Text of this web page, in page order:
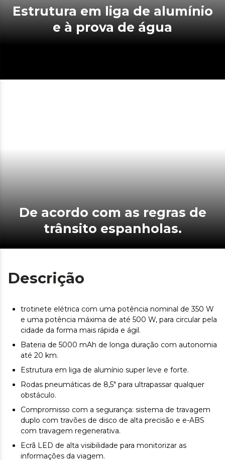
Estrutura em liga de alumínio
e à prova de água
De acordo com as regras de
trânsito espanholas.
Descrição
trotinete elétrica com uma potência nominal de 350 W
e uma potência máxima de até 500 W, para circular pela
cidade da forma mais rápida e ágil.
Bateria de 5000 mAh de longa duração com autonomia
até 20 km.
Estrutura em liga de alumínio super leve e forte.
Rodas pneumáticas de 8,5" para ultrapassar qualquer
obstáculo.
Compromisso com a segurança: sistema de travagem
duplo com travões de disco de alta precisão e e-ABS
com travagem regenerativa.
Ecrã LED de alta visibilidade para monitorizar as
informações da viagem.